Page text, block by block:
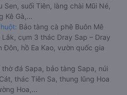
Sen, suối Tiên, làng chài Mũi Né,
Kê Gà,...
Bảo tàng cà phê Buôn Mê
cụm 3 thác Dray Sap – Dray
Đôn, hồ Ea Kao, vườn quốc gia
thờ đá Sapa, bảo tàng Sapa, núi
thác Tiên Sa, thung lũng Hoa
Hoa,...